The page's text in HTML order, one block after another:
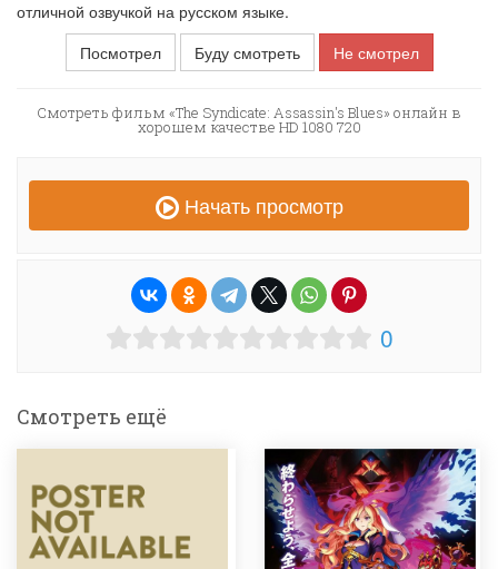
отличной озвучкой на русском языке.
Посмотрел
Буду смотреть Не смотрел
Смотреть фильм «The Syndicate: Assassin's Blues» онлайн в
хорошем качестве HD 1080 720
Начать просмотр
0
Смотреть ещё